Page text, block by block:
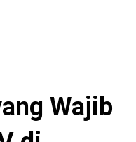
Wajib